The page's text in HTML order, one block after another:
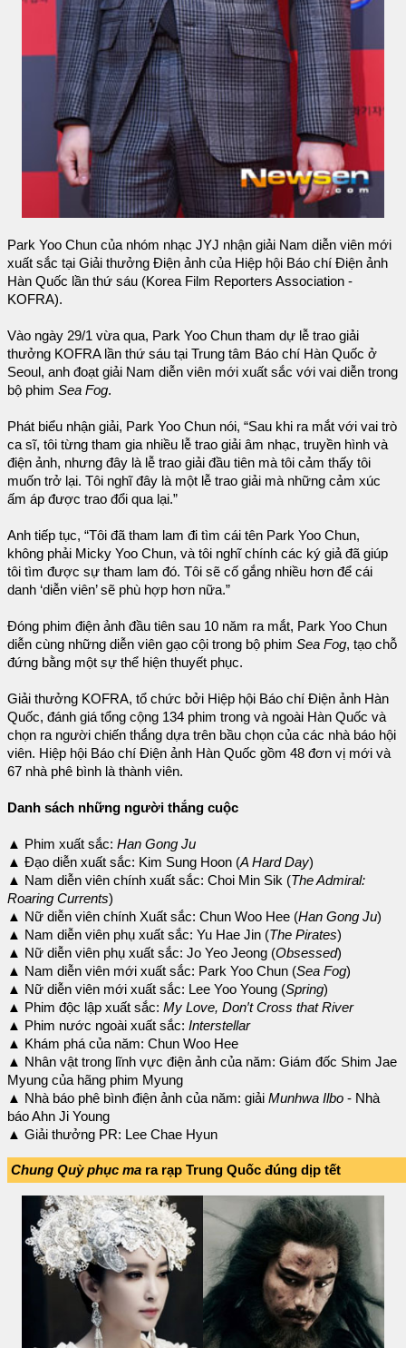
Park Yoo Chun của nhóm nhạc JYJ nhận giải Nam diễn viên mới
xuất sắc tại Giải thưởng Điện ảnh của Hiệp hội Báo chí Điện ảnh
Hàn Quốc lần thứ sáu (Korea Film Reporters Association -
KOFRA).
Vào ngày 29/1 vừa qua, Park Yoo Chun tham dự lễ trao giải
thưởng KOFRA lần thứ sáu tại Trung tâm Báo chí Hàn Quốc ở
Seoul, anh đoạt giải Nam diễn viên mới xuất sắc với vai diễn trong
bộ phim Sea Fog.
Phát biểu nhận giải, Park Yoo Chun nói, “Sau khi ra mắt với vai trò
ca sĩ, tôi từng tham gia nhiều lễ trao giải âm nhạc, truyền hình và
điện ảnh, nhưng đây là lễ trao giải đầu tiên mà tôi cảm thấy tôi
muốn trở lại. Tôi nghĩ đây là một lễ trao giải mà những cảm xúc
ấm áp được trao đổi qua lại.”
Anh tiếp tục, “Tôi đã tham lam đi tìm cái tên Park Yoo Chun,
không phải Micky Yoo Chun, và tôi nghĩ chính các ký giả đã giúp
tôi tìm được sự tham lam đó. Tôi sẽ cố gắng nhiều hơn để cái
danh ‘diễn viên’ sẽ phù hợp hơn nữa.”
Đóng phim điện ảnh đầu tiên sau 10 năm ra mắt, Park Yoo Chun
diễn cùng những diễn viên gạo cội trong bộ phim Sea Fog, tạo chỗ
đứng bằng một sự thể hiện thuyết phục.
Giải thưởng KOFRA, tổ chức bởi Hiệp hội Báo chí Điện ảnh Hàn
Quốc, đánh giá tổng cộng 134 phim trong và ngoài Hàn Quốc và
chọn ra người chiến thắng dựa trên bầu chọn của các nhà báo hội
viên. Hiệp hội Báo chí Điện ảnh Hàn Quốc gồm 48 đơn vị mới và
67 nhà phê bình là thành viên.
Danh sách những người thắng cuộc
▲ Phim xuất sắc: Han Gong Ju
▲ Đạo diễn xuất sắc: Kim Sung Hoon (A Hard Day)
▲ Nam diễn viên chính xuất sắc: Choi Min Sik (The Admiral:
Roaring Currents)
▲ Nữ diễn viên chính Xuất sắc: Chun Woo Hee (Han Gong Ju)
▲ Nam diễn viên phụ xuất sắc: Yu Hae Jin (The Pirates)
▲ Nữ diễn viên phụ xuất sắc: Jo Yeo Jeong (Obsessed)
▲ Nam diễn viên mới xuất sắc: Park Yoo Chun (Sea Fog)
▲ Nữ diễn viên mới xuất sắc: Lee Yoo Young (Spring)
▲ Phim độc lập xuất sắc: My Love, Don′t Cross that River
▲ Phim nước ngoài xuất sắc: Interstellar
▲ Khám phá của năm: Chun Woo Hee
▲ Nhân vật trong lĩnh vực điện ảnh của năm: Giám đốc Shim Jae
Myung của hãng phim Myung
▲ Nhà báo phê bình điện ảnh của năm: giải Munhwa Ilbo - Nhà
báo Ahn Ji Young
▲ Giải thưởng PR: Lee Chae Hyun
Chung Quỳ phục ma ra rạp Trung Quốc đúng dịp tết